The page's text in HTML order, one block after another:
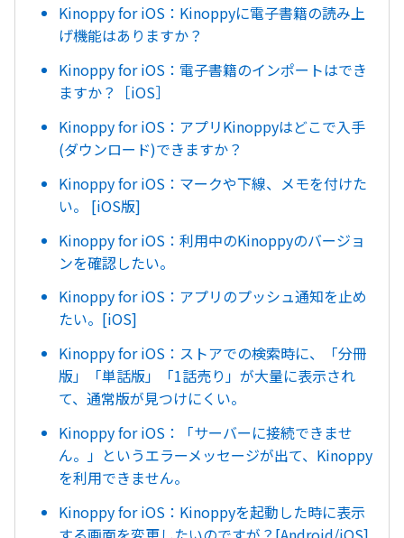
Kinoppy for iOS：Kinoppyに電子書籍の読み上
げ機能はありますか？
Kinoppy for iOS：電子書籍のインポートはでき
ますか？［iOS］
Kinoppy for iOS：アプリKinoppyはどこで入手
(ダウンロード)できますか？
Kinoppy for iOS：マークや下線、メモを付けた
い。 [iOS版]
Kinoppy for iOS：利用中のKinoppyのバージョ
ンを確認したい。
Kinoppy for iOS：アプリのプッシュ通知を止め
たい。[iOS]
Kinoppy for iOS：ストアでの検索時に、「分冊
版」「単話版」「1話売り」が大量に表示され
て、通常版が見つけにくい。
Kinoppy for iOS：「サーバーに接続できませ
ん。」というエラーメッセージが出て、Kinoppy
を利用できません。
Kinoppy for iOS：Kinoppyを起動した時に表示